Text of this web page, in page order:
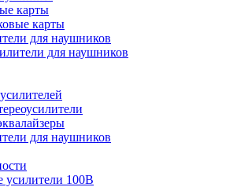
карты
карты
для наушников
для наушников
для наушников
усилители 100В